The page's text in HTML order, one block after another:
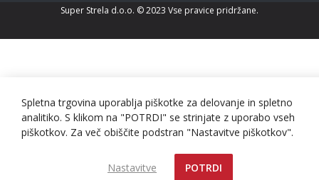
Super Strela d.o.o. © 2023 Vse pravice pridržane.
Spletna trgovina uporablja piškotke za delovanje in spletno
analitiko. S klikom na "POTRDI" se strinjate z uporabo vseh
piškotkov. Za več obiščite podstran "Nastavitve piškotkov".
Nastavitve POTRDI